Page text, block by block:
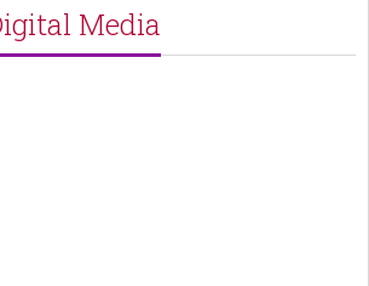
Media